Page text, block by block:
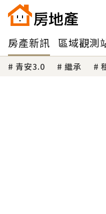
房產新訊 區域觀測
青安3.0 繼承